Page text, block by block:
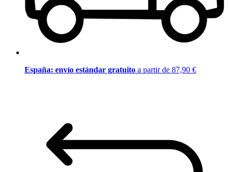
España: envío estándar gratuito a partir de 87,90 €